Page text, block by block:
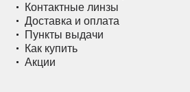
Контактные линзы
Доставка и оплата
Пункты выдачи
Как купить
Акции